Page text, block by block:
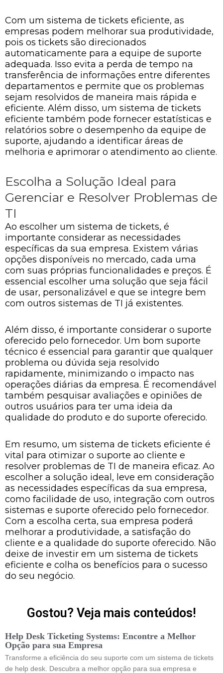
Com um sistema de tickets eficiente, as
empresas podem melhorar sua produtividade,
pois os tickets são direcionados
automaticamente para a equipe de suporte
adequada. Isso evita a perda de tempo na
transferência de informações entre diferentes
departamentos e permite que os problemas
sejam resolvidos de maneira mais rápida e
eficiente. Além disso, um sistema de tickets
eficiente também pode fornecer estatísticas e
relatórios sobre o desempenho da equipe de
suporte, ajudando a identificar áreas de
melhoria e aprimorar o atendimento ao cliente.
Escolha a Solução Ideal para
Gerenciar e Resolver Problemas de
TI
Ao escolher um sistema de tickets, é
importante considerar as necessidades
específicas da sua empresa. Existem várias
opções disponíveis no mercado, cada uma
com suas próprias funcionalidades e preços. É
essencial escolher uma solução que seja fácil
de usar, personalizável e que se integre bem
com outros sistemas de TI já existentes.
Além disso, é importante considerar o suporte
oferecido pelo fornecedor. Um bom suporte
técnico é essencial para garantir que qualquer
problema ou dúvida seja resolvido
rapidamente, minimizando o impacto nas
operações diárias da empresa. É recomendável
também pesquisar avaliações e opiniões de
outros usuários para ter uma ideia da
qualidade do produto e do suporte oferecido.
Em resumo, um sistema de tickets eficiente é
vital para otimizar o suporte ao cliente e
resolver problemas de TI de maneira eficaz. Ao
escolher a solução ideal, leve em consideração
as necessidades específicas da sua empresa,
como facilidade de uso, integração com outros
sistemas e suporte oferecido pelo fornecedor.
Com a escolha certa, sua empresa poderá
melhorar a produtividade, a satisfação do
cliente e a qualidade do suporte oferecido. Não
deixe de investir em um sistema de tickets
eficiente e colha os benefícios para o sucesso
do seu negócio.
Gostou? Veja mais conteúdos!
Help Desk Ticketing Systems: Encontre a Melhor
Opção para sua Empresa
Transforme a eficiência do seu suporte com um sistema de tickets
de help desk. Descubra a melhor opção para sua empresa e